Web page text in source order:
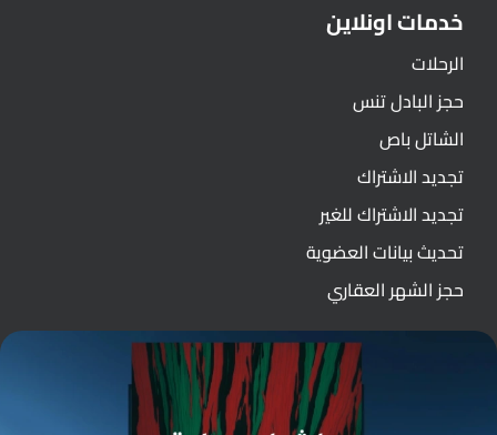
خدمات اونلاين
الرحلات
حجز البادل تنس
الشاتل باص
تجديد الاشتراك
تجديد الاشتراك للغير
تحديث بيانات العضوية
حجز الشهر العقاري